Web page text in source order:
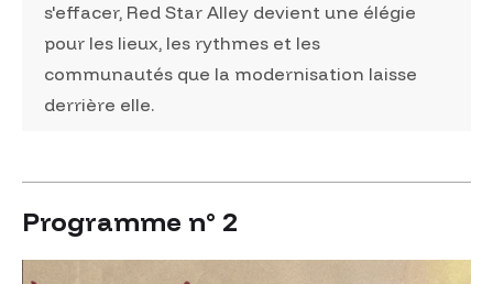
s'effacer, Red Star Alley devient une élégie
pour les lieux, les rythmes et les
communautés que la modernisation laisse
derrière elle.
Programme n° 2